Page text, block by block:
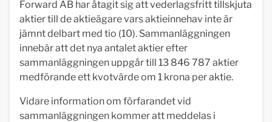
Forward AB har åtagit sig att vederlagsfritt tillskjuta
aktier till de aktieägare vars aktieinnehav inte är
jämnt delbart med tio (10). Sammanläggningen
innebär att det nya antalet aktier efter
sammanläggningen uppgår till 13 846 787 aktier
medförande ett kvotvärde om 1 krona per aktie.
Vidare information om förfarandet vid
sammanläggningen kommer att meddelas i